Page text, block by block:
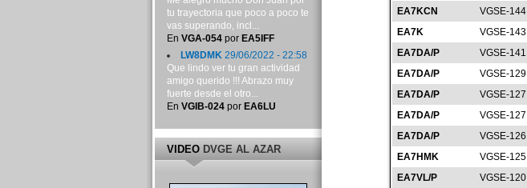
EA7KCN
VGSE-144
EA7K
VGSE-143
EA7DA/P
VGSE-141
EA7DA/P
VGSE-129
EA7DA/P
VGSE-127
EA7DA/P
VGSE-127
EA7DA/P
VGSE-126
EA7HMK
VGSE-125
EA7VL/P
VGSE-120
tu trayectoria que poco a poco te
vas superando, incl...
En VGA-054por EA5IFF
LW8DMK29/06/2022 - 22:58
Que lindo ver tu gran actividad
amigo querido !!! Abrazo muy
fuerte desde el otro...
En VGIB-024por EA6LU
VIDEODVGE AL AZAR